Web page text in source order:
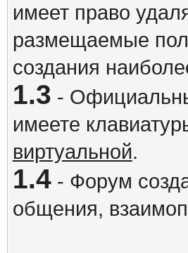
имеет право
размещаемые
создания
1.3 -
имеете
виртуальной.
1.4- Форум
общения,